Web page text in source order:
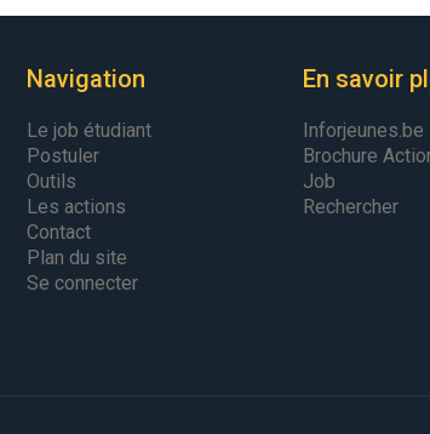
Navigation
Le job étudiant
Postuler
Outils
Les actions
Contact
Plan du site
Se connecter
En savoir
Inforjeunes.be
Brochure
Job
Rechercher